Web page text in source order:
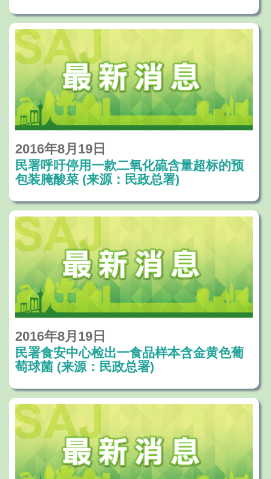
2016年8月19日
民署呼吁停用一款二氧化硫含量超标的预
包装腌酸菜 (来源：民政总署)
2016年8月19日
民署食安中心检出一食品样本含金黄色葡
萄球菌 (来源：民政总署)